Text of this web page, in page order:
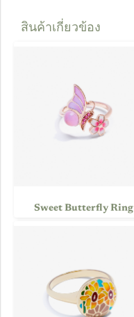
สินค้าเกี่ยวข้อง
Sweet Butterfly Ring